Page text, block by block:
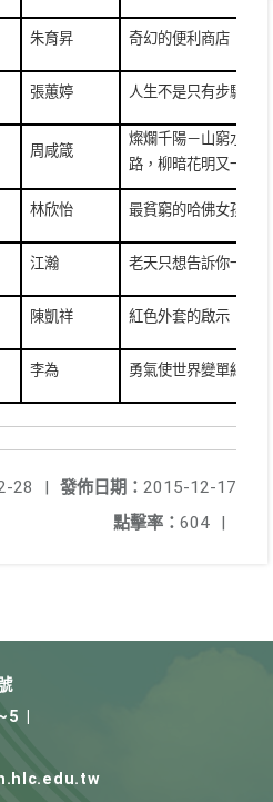
朱育昇 奇幻的便利商店
張蕙婷 人生不是只有步驟一
周咸箴
燦爛千陽－山窮水盡
路，柳暗花明又一村
林欣怡 最貧窮的哈佛女孩
江瀚 老天只想告訴你一些事
陳凱祥 紅色外套的啟示
李為 勇氣使世界變單純
發佈日期： 2015-12-17
28
|
點擊率： 604 |